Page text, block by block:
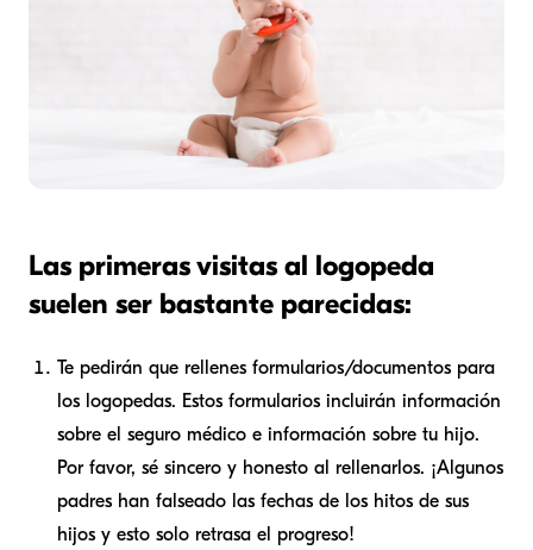
Las primeras visitas al logopeda
suelen ser bastante parecidas:
Te pedirán que rellenes formularios/documentos para
los logopedas. Estos formularios incluirán información
sobre el seguro médico e información sobre tu hijo.
Por favor, sé sincero y honesto al rellenarlos. ¡Algunos
padres han falseado las fechas de los hitos de sus
hijos y esto solo retrasa el progreso!